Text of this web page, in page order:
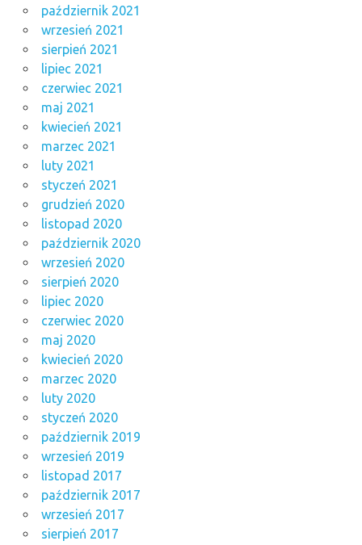
październik 2021
wrzesień 2021
sierpień 2021
lipiec 2021
czerwiec 2021
maj 2021
kwiecień 2021
marzec 2021
luty 2021
styczeń 2021
grudzień 2020
listopad 2020
październik 2020
wrzesień 2020
sierpień 2020
lipiec 2020
czerwiec 2020
maj 2020
kwiecień 2020
marzec 2020
luty 2020
styczeń 2020
październik 2019
wrzesień 2019
listopad 2017
październik 2017
wrzesień 2017
sierpień 2017